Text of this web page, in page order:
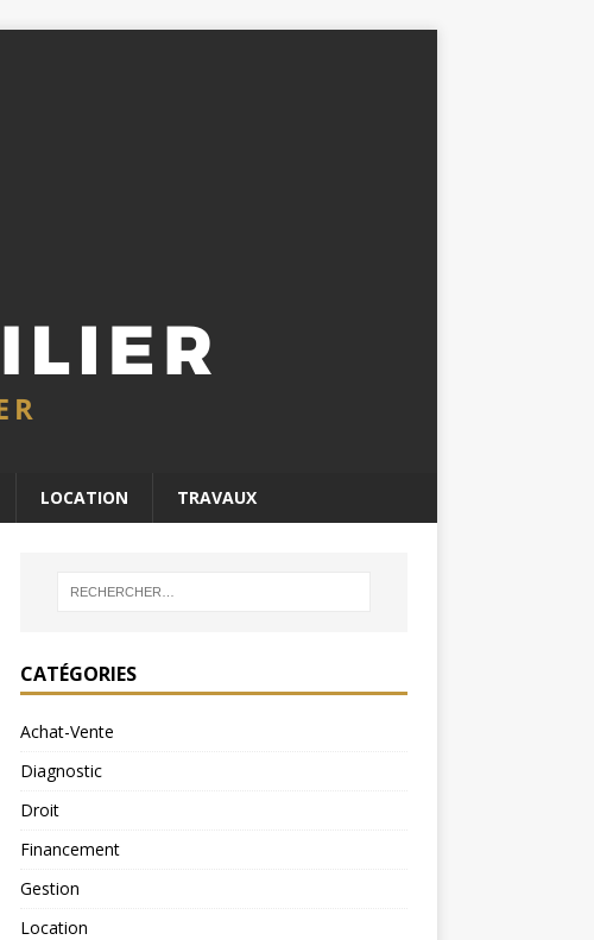
LOCATION TRAVAUX
CATÉGORIES
Achat-Vente
Diagnostic
Droit
Financement
Gestion
Location